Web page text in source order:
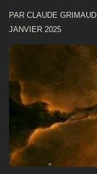
PAR CLAUDE GRIMAUD
JANVIER 2025